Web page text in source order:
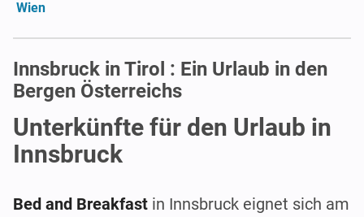
Wien
Innsbruck in Tirol : Ein Urlaub in den
Bergen Österreichs
Unterkünfte für den Urlaub in
Innsbruck
Bed and Breakfast in Innsbruck eignet sich am